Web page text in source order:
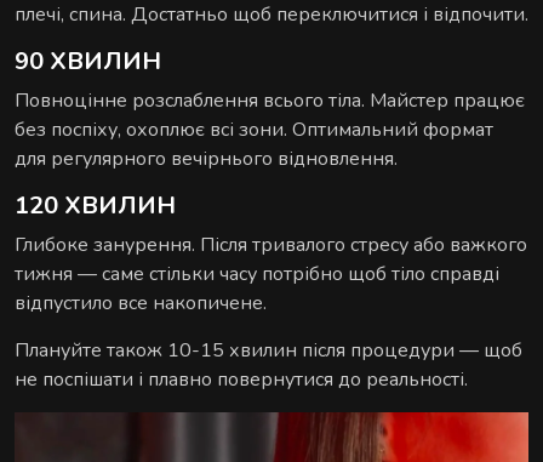
плечі, спина. Достатньо щоб переключитися і відпочити.
90 ХВИЛИН
Повноцінне розслаблення всього тіла. Майстер працює
без поспіху, охоплює всі зони. Оптимальний формат
для регулярного вечірнього відновлення.
120 ХВИЛИН
Глибоке занурення. Після тривалого стресу або важкого
тижня — саме стільки часу потрібно щоб тіло справді
відпустило все накопичене.
Плануйте також 10-15 хвилин після процедури — щоб
не поспішати і плавно повернутися до реальності.